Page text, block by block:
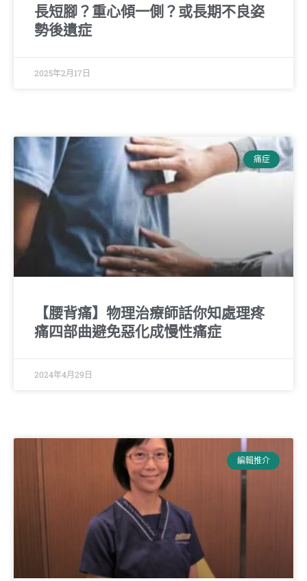
長短腳？重心傾一側？或長期不良姿
勢後遺症
2025年2月17日
痛症
【腰背痛】物理治療師話你知處理疼
痛四部曲避免惡化成慢性痛症
2024年4月29日
編輯推介